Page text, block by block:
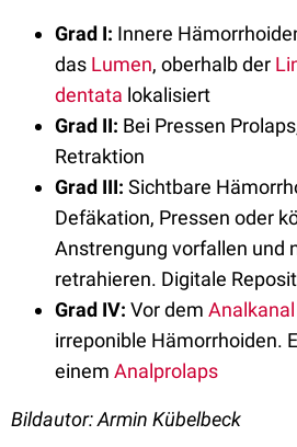
Grad I: Innere
das Lumen, oberhalb der
dentata lokalisiert
Grad II: Bei Pressen
Retraktion
Grad III: Sichtbare
Defäkation, Pressen oder
Anstrengung vorfallen und
retrahieren. Digitale
Grad IV: Vor dem Analkanal
irreponible Hämorrhoiden.
einem Analprolaps
Bildautor: Armin Kübelbeck